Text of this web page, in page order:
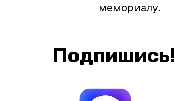
мемориалу.
Подпишись!